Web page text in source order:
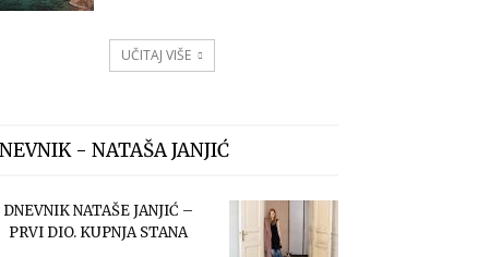
UČITAJ VIŠE
- NATAŠA JANJIĆ
DNEVNIK NATAŠE JANJIĆ –
PRVI DIO. KUPNJA STANA